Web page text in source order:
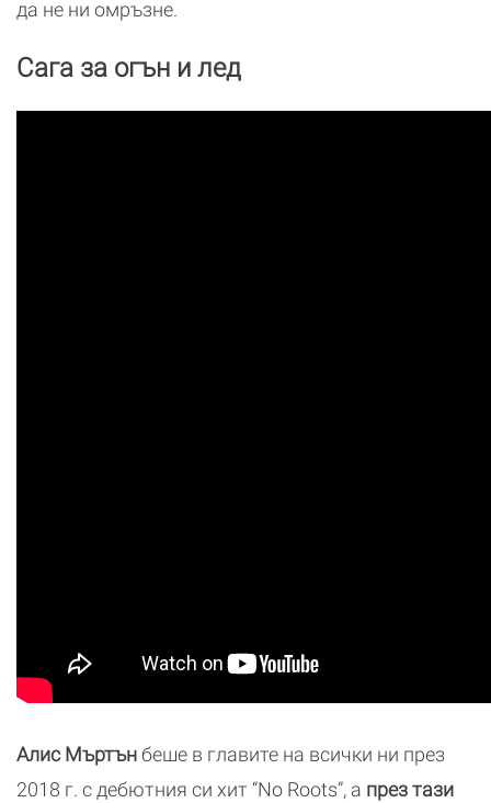
да не ни омръзне.
Сага за огън и лед
Алис Мъртънбеше в главите на всички ни през
2018 г. с дебютния си хит “No Roots”, а през тази